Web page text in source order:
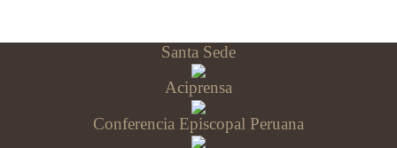
Santa Sede
Aciprensa
Conferencia Episcopal Peruana